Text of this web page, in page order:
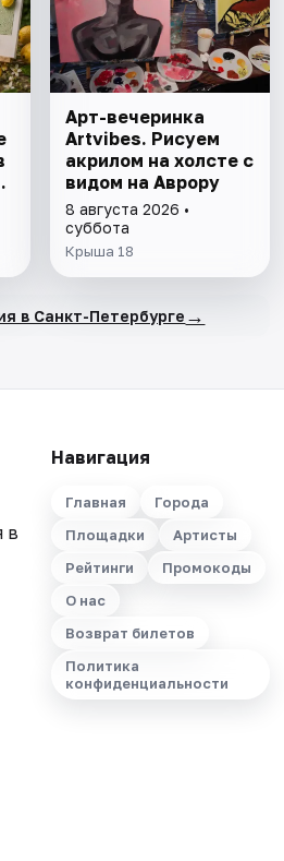
Арт-вечеринка
Artvibes. Рисуем
акрилом на холсте с
видом на Аврору
8 августа 2026 •
суббота
Крыша 18
в Санкт-Петербурге →
в
Навигация
Главная
Города
Площадки
Артисты
Рейтинги
Промокоды
О нас
Возврат билетов
Политика
конфиденциальности